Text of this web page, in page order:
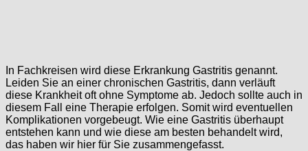
In Fachkreisen wird diese Erkrankung Gastritis genannt.
Leiden Sie an einer chronischen Gastritis, dann verläuft
diese Krankheit oft ohne Symptome ab. Jedoch sollte auch in
diesem Fall eine Therapie erfolgen. Somit wird eventuellen
Komplikationen vorgebeugt. Wie eine Gastritis überhaupt
entstehen kann und wie diese am besten behandelt wird,
das haben wir hier für Sie zusammengefasst.